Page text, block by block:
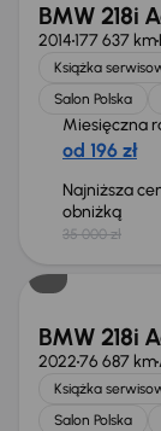
BMW 218i
2014177 637 km
Książka
Salon Polska
Miesięczna
od 196 zł
Najniższa
obniżką
35 000 zł
BMW 218i
202276 687 km
Książka
Salon Polska